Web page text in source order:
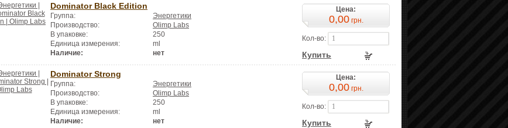
Dominator Black Edition
Группа:
Энергетики
Производство:
Olimp Labs
В упаковке:
250
Единица измерения:
ml
Наличие:
нет
Цена:
0,00грн.
Кол-во:
Купить
Dominator Strong
Группа:
Энергетики
Производство:
Olimp Labs
В упаковке:
250
Единица измерения:
ml
Наличие:
нет
Цена:
0,00грн.
Кол-во:
Купить